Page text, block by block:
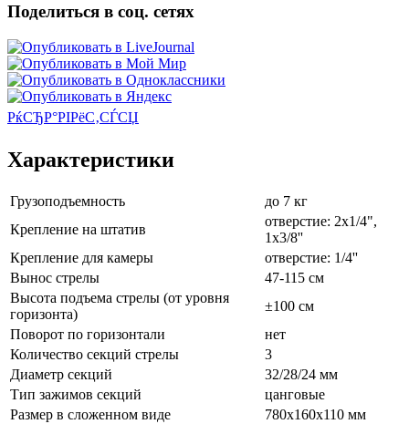
Поделиться в соц. сетях
РќСЂР°РІРёС‚СЃСЏ
Характеристики
Грузоподъемность
до 7 кг
Крепление на штатив
отверстие: 2х1/4",
1х3/8''
Крепление для камеры
отверстие: 1/4''
Вынос стрелы
47-115 см
Высота подъема стрелы (от уровня
горизонта)
±100 см
Поворот по горизонтали
нет
Количество секций стрелы
3
Диаметр секций
32/28/24 мм
Тип зажимов секций
цанговые
Размер в сложенном виде
780х160х110 мм